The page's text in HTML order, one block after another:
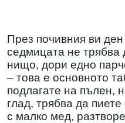
През почивния ви
седмицата не трябва
нищо, дори едно
– това е основното
подлагате на пълен,
глад, трябва да
с малко мед,